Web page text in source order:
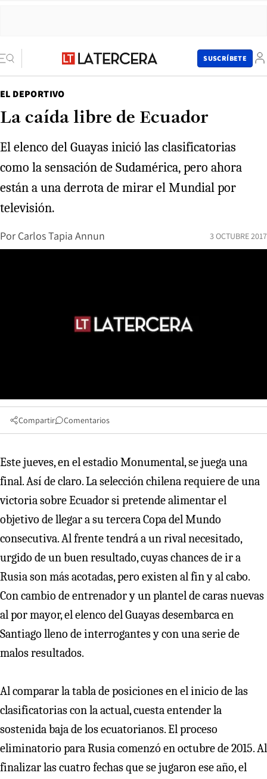
SUSCRÍBETE
EL DEPORTIVO
La caída libre de Ecuador
El elenco del Guayas inició las clasificatorias
como la sensación de Sudamérica, pero ahora
están a una derrota de mirar el Mundial por
televisión.
Por Carlos Tapia Annun 3 OCTUBRE 2017
Compartir Comentarios
Este jueves, en el estadio Monumental, se juega una
final. Así de claro. La selección chilena requiere de una
victoria sobre Ecuador si pretende alimentar el
objetivo de llegar a su tercera Copa del Mundo
consecutiva. Al frente tendrá a un rival necesitado,
urgido de un buen resultado, cuyas chances de ir a
Rusia son más acotadas, pero existen al fin y al cabo.
Con cambio de entrenador y un plantel de caras nuevas
al por mayor, el elenco del Guayas desembarca en
Santiago lleno de interrogantes y con una serie de
malos resultados.
Al comparar la tabla de posiciones en el inicio de las
clasificatorias con la actual, cuesta entender la
sostenida baja de los ecuatorianos. El proceso
eliminatorio para Rusia comenzó en octubre de 2015. Al
finalizar las cuatro fechas que se jugaron ese año, el